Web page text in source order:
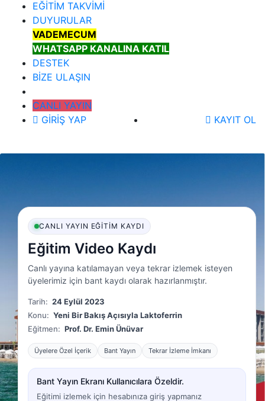
EĞİTİM TAKVİMİ
DUYURULAR
VADEMECUM
WHATSAPP KANALINA KATIL
DESTEK
BİZE ULAŞIN
CANLI YAYIN
GİRİŞ YAP
KAYIT OL
CANLI YAYIN EĞITIM KAYDI
Eğitim Video Kaydı
Canlı yayına katılamayan veya tekrar izlemek isteyen
üyelerimiz için bant kaydı olarak hazırlanmıştır.
Tarih: 24 Eylül 2023
Konu: Yeni Bir Bakış Açısıyla Laktoferrin
Eğitmen: Prof. Dr. Emin Ünüvar
Üyelere Özel İçerik Bant Yayın Tekrar İzleme İmkanı
Bant Yayın Ekranı Kullanıcılara Özeldir.
Eğitimi izlemek için hesabınıza giriş yapmanız